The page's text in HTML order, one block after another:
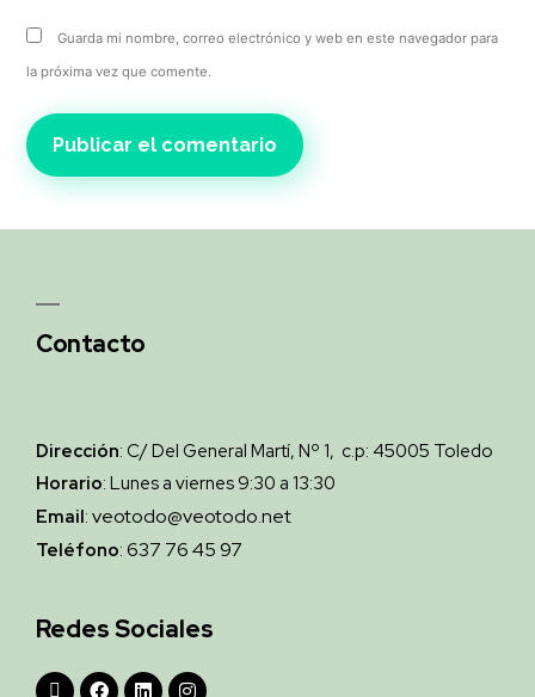
Guarda mi nombre, correo electrónico y web en este navegador para
la próxima vez que comente.
Contacto
Dirección: C/ Del General Martí, Nº 1, c.p: 45005 Toledo
Horario: Lunes a viernes 9:30 a 13:30
Email: veotodo@veotodo.net
Teléfono: 637 76 45 97
Redes Sociales